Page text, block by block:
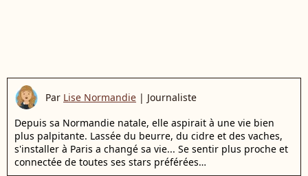
Par Lise Normandie | Journaliste
Depuis sa Normandie natale, elle aspirait à une vie bien
plus palpitante. Lassée du beurre, du cidre et des vaches,
s'installer à Paris a changé sa vie... Se sentir plus proche et
connectée de toutes ses stars préférées…